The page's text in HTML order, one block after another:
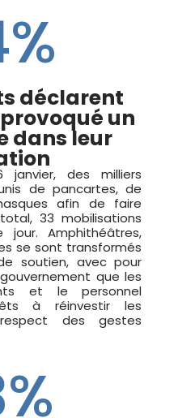
%
déclarent
un
dans leur
janvier, des milliers
de pancartes, de
afin de faire
33 mobilisations
Amphithéâtres,
se sont transformés
soutien, avec pour
que les
et le personnel
à réinvestir les
des gestes
%